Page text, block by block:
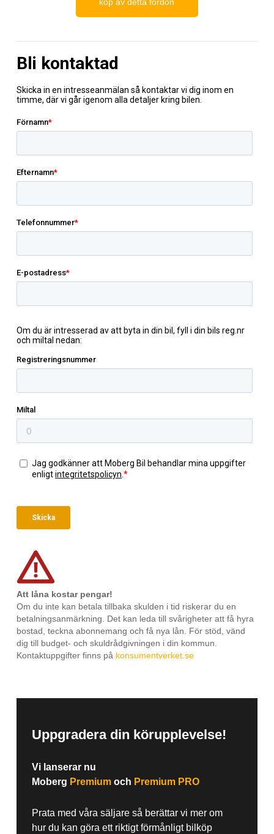
Att låna kostar pengar!
Om du inte kan betala tillbaka skulden i tid riskerar du en
betalningsanmärkning. Det kan leda till svårigheter att få hyra
bostad, teckna abonnemang och få nya lån. För stöd, vänd
dig till budget- och skuldrådgivningen i din kommun.
Kontaktuppgifter finns på konsumentverket.se
Uppgradera din körupplevelse!
Vi lanserar nu
Moberg Premiumoch Premium PRO
Prata med våra säljare så berättar vi mer om
hur du kan göra ett riktigt förmånligt bilköp